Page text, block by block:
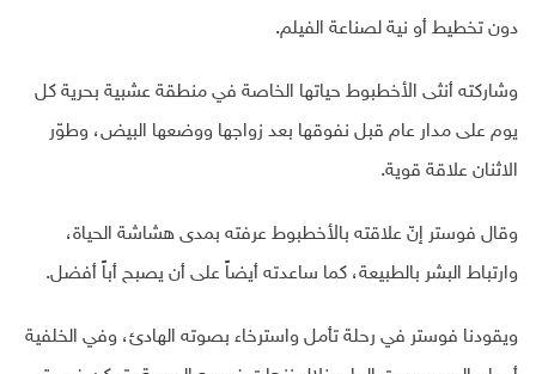
دون تخطيط أو نية لصناعة الفيلم.
وشاركته أنثى الأخطبوط حياتها الخاصة في منطقة عشبية بحرية كل
يوم على مدار عام قبل نفوقها بعد زواجها ووضعها البيض، وطوّر
الاثنان علاقة قوية.
وقال فوستر إنّ علاقته بالأخطبوط عرفته بمدى هشاشة الحياة،
وارتباط البشر بالطبيعة، كما ساعدته أيضاً على أن يصبح أباً أفضل.
ويقودنا فوستر في رحلة تأمل واسترخاء بصوته الهادئ، وفي الخلفية